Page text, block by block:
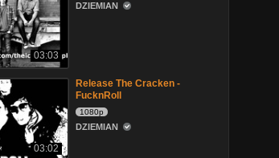
03:03
DZIEMIAN
03:02
Release The Cracken -
FucknRoll
1080p
DZIEMIAN